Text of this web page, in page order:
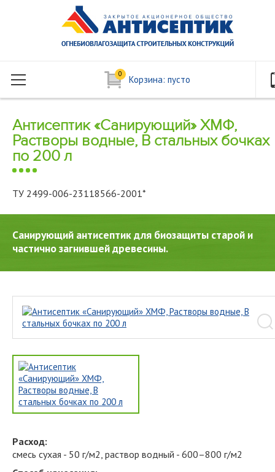
0 Корзина: пусто
Антисептик «Санирующий» ХМФ,
Растворы водные, В стальных бочках
по 200 л
ТУ 2499-006-23118566-2001*
Санирующий антисептик для биозащиты старой и
частично загнившей древесины.
Расход:
смесь сухая - 50 г/м2, раствор водный - 600–800 г/м2